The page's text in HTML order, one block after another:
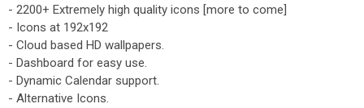
- 2200+ Extremely high quality icons [more to come]
- Icons at 192x192
- Cloud based HD wallpapers.
- Dashboard for easy use.
- Dynamic Calendar support.
- Alternative Icons.